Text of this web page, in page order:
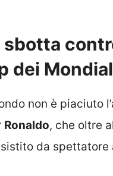
dei
non è piaciuto
Ronaldo, che oltre
da